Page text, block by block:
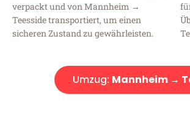
verpackt und von Mannheim →
Teesside transportiert, um einen
sicheren Zustand zu gewährleisten.
Umzug: Mannheim →